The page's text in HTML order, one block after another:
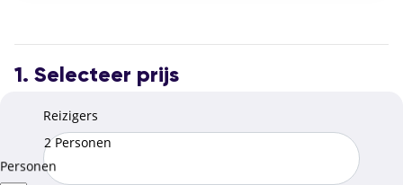
1. Selecteer prijs
Reizigers
2 Personen
Personen